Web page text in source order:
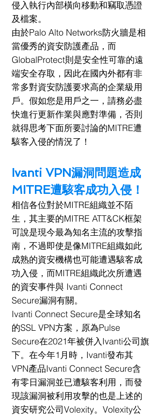
侵入執行內部橫向移動和竊取憑證
及檔案。
由於Palo Alto Networks防火牆是相
當優秀的資安防護產品，而
GlobalProtect則是安全性可靠的遠
端安全存取，因此在國內外都有非
常多對資安防護要求高的企業級用
戶。假如您是用戶之一，請務必盡
快進行更新作業與應對準備，否則
就得思考下面所要討論的MITRE遭
駭客入侵的情況了！
Ivanti VPN漏洞問題造成
MITRE遭駭客成功入侵！
相信各位對於MITRE組織並不陌
生，其主要的MITRE ATT&CK框架
可說是現今最為知名主流的攻擊指
南，不過即使是像MITRE組織如此
成熟的資安機構也可能遭遇駭客成
功入侵，而MITRE組織此次所遭遇
的資安事件與 Ivanti Connect
Secure漏洞有關。
Ivanti Connect Secure是全球知名
的SSL VPN方案，原為Pulse
Secure在2021年被併入Ivanti公司旗
下。在今年1月時，Ivanti發布其
VPN產品Ivanti Connect Secure含
有零日漏洞並已遭駭客利用，而發
現該漏洞被利用攻擊的也是上述的
資安研究公司Volexity。Volexity公